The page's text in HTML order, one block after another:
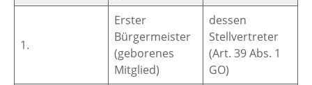
1.
Erster
Bürgermeister
(geborenes
Mitglied)
dessen
Stellvertreter
(Art. 39 Abs. 1
GO)